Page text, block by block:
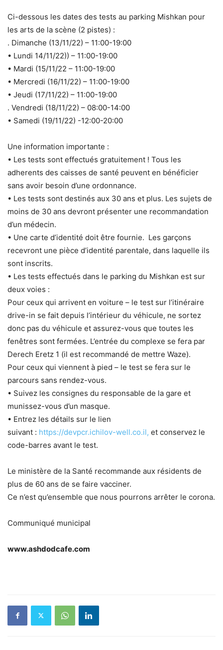
Ci-dessous les dates des tests au parking Mishkan pour
les arts de la scène (2 pistes) :
. Dimanche (13/11/22) – 11:00-19:00
• Lundi 14/11/22)) – 11:00-19:00
• Mardi (15/11/22 – 11:00-19:00
• Mercredi (16/11/22) – 11:00-19:00
• Jeudi (17/11/22) – 11:00-19:00
. Vendredi (18/11/22) – 08:00-14:00
• Samedi (19/11/22) -12:00-20:00
Une information importante :
• Les tests sont effectués gratuitement ! Tous les
adherents des caisses de santé peuvent en bénéficier
sans avoir besoin d’une ordonnance.
• Les tests sont destinés aux 30 ans et plus. Les sujets de
moins de 30 ans devront présenter une recommandation
d’un médecin.
• Une carte d’identité doit être fournie. Les garçons
recevront une pièce d’identité parentale, dans laquelle ils
sont inscrits.
• Les tests effectués dans le parking du Mishkan est sur
deux voies :
Pour ceux qui arrivent en voiture – le test sur l’itinéraire
drive-in se fait depuis l’intérieur du véhicule, ne sortez
donc pas du véhicule et assurez-vous que toutes les
fenêtres sont fermées. L’entrée du complexe se fera par
Derech Eretz 1 (il est recommandé de mettre Waze).
Pour ceux qui viennent à pied – le test se fera sur le
parcours sans rendez-vous.
• Suivez les consignes du responsable de la gare et
munissez-vous d’un masque.
• Entrez les détails sur le lien
suivant : https://devpcr.ichilov-well.co.il, et conservez le
code-barres avant le test.
Le ministère de la Santé recommande aux résidents de
plus de 60 ans de se faire vacciner.
Ce n’est qu’ensemble que nous pourrons arrêter le corona.
Communiqué municipal
www.ashdodcafe.com